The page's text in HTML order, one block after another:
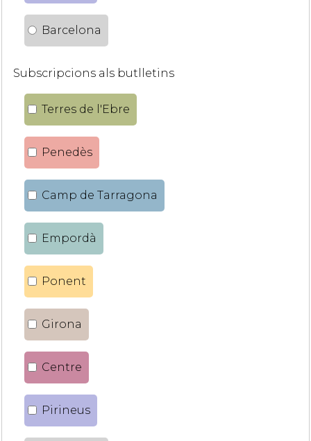
Barcelona
Subscripcions als butlletins
Terres de l'Ebre
Penedès
Camp de Tarragona
Empordà
Ponent
Girona
Centre
Pirineus